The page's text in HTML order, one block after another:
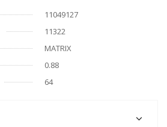
11049127
11322
MATRIX
0.88
64